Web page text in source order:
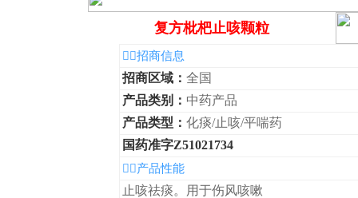
复方枇杷止咳颗粒
◆招商信息
招商区域： 全国
产品类别： 中药产品
产品类型： 化痰/止咳/平喘药
国药准字Z51021734
◆产品性能
止咳祛痰。用于伤风咳嗽